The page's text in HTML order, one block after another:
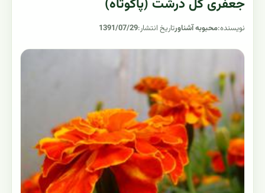
جعفری گل درشت (پاکوتاه)
نویسنده:محبوبه آشناورتاریخ انتشار:1391/07/29